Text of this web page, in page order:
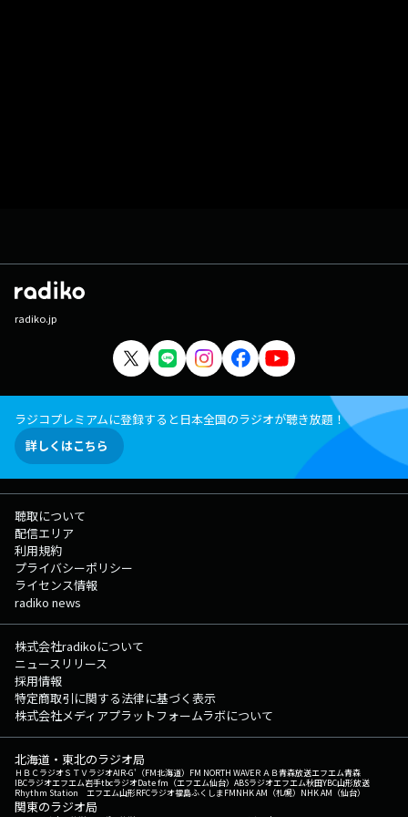
radiko.jp
ラジコプレミアムに登録すると日本全国のラジオが聴き放題！
詳しくはこちら
聴取について
配信エリア
利用規約
プライバシーポリシー
ライセンス情報
radiko news
株式会社radikoについて
ニュースリリース
採用情報
特定商取引に関する法律に基づく表示
株式会社メディアプラットフォームラボについて
北海道・東北のラジオ局
ＨＢＣラジオＳＴＶラジオAIR-G'（FM北海道） FM NORTH WAVEＲＡＢ青森放送エフエム青森
IBCラジオエフエム岩手tbcラジオDate fm（エフエム仙台） ABSラジオエフエム秋田YBC山形放送
Rhythm Station エフエム山形RFCラジオ福島ふくしまFMNHK AM（札幌） NHK AM（仙台）
関東のラジオ局